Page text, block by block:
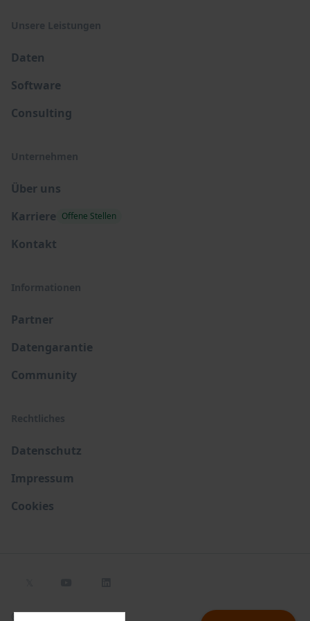
Unsere Leistungen
Daten
Software
Consulting
Unternehmen
Über uns
Karriere Offene Stellen
Kontakt
Informationen
Partner
Datengarantie
Community
Rechtliches
Datenschutz
Impressum
Cookies
© 2023 costdata